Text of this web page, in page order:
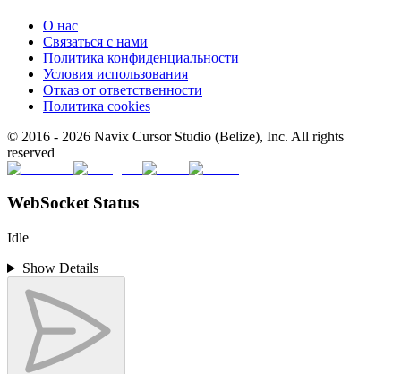
О нас
Связаться с нами
Политика конфиденциальности
Условия использования
Отказ от ответственности
Политика cookies
© 2016 - 2026 Navix Cursor Studio (Belize), Inc. All rights
reserved
WebSocket Status
Idle
Show Details